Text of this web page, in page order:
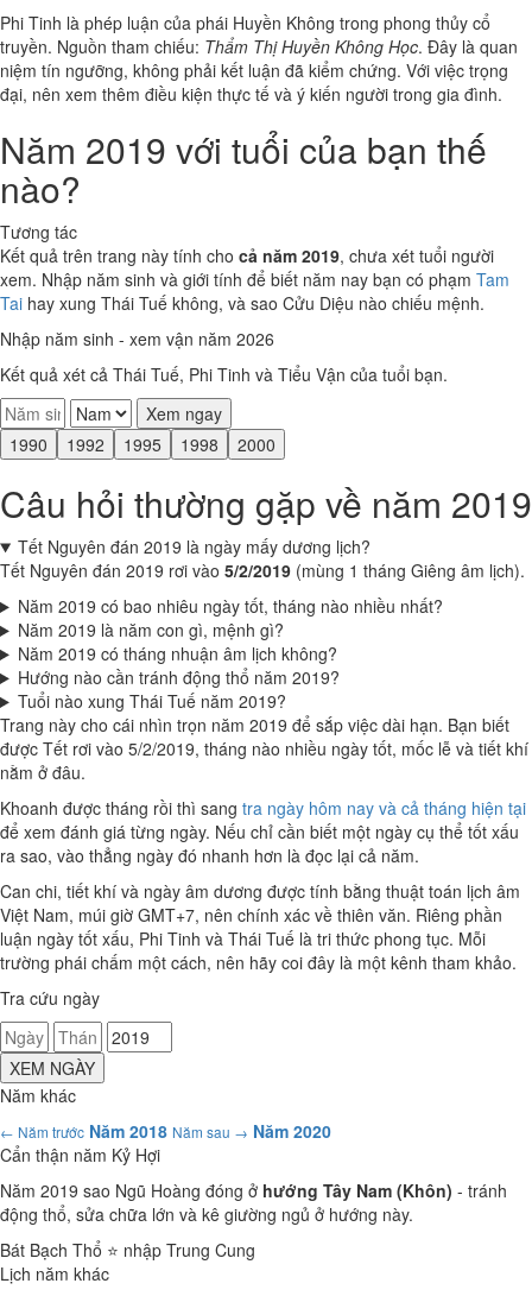
Phi Tinh là phép luận của phái Huyền Không trong phong thủy cổ
truyền. Nguồn tham chiếu: Thẩm Thị Huyền Không Học. Đây là quan
niệm tín ngưỡng, không phải kết luận đã kiểm chứng. Với việc trọng
đại, nên xem thêm điều kiện thực tế và ý kiến người trong gia đình.
Năm 2019 với tuổi của bạn thế
nào?
Tương tác
Kết quả trên trang này tính cho cả năm 2019, chưa xét tuổi người
xem. Nhập năm sinh và giới tính để biết năm nay bạn có phạm Tam
Tai hay xung Thái Tuế không, và sao Cửu Diệu nào chiếu mệnh.
Nhập năm sinh - xem vận năm 2026
Kết quả xét cả Thái Tuế, Phi Tinh và Tiểu Vận của tuổi bạn.
Xem ngay
1990
1992 1995 1998 2000
Câu hỏi thường gặp về năm 2019
Tết Nguyên đán 2019 là ngày mấy dương lịch?
Tết Nguyên đán 2019 rơi vào 5/2/2019 (mùng 1 tháng Giêng âm lịch).
Năm 2019 có bao nhiêu ngày tốt, tháng nào nhiều nhất?
Năm 2019 là năm con gì, mệnh gì?
Năm 2019 có tháng nhuận âm lịch không?
Hướng nào cần tránh động thổ năm 2019?
Tuổi nào xung Thái Tuế năm 2019?
Trang này cho cái nhìn trọn năm 2019 để sắp việc dài hạn. Bạn biết
được Tết rơi vào 5/2/2019, tháng nào nhiều ngày tốt, mốc lễ và tiết khí
nằm ở đâu.
Khoanh được tháng rồi thì sang tra ngày hôm nay và cả tháng hiện tại
để xem đánh giá từng ngày. Nếu chỉ cần biết một ngày cụ thể tốt xấu
ra sao, vào thẳng ngày đó nhanh hơn là đọc lại cả năm.
Can chi, tiết khí và ngày âm dương được tính bằng thuật toán lịch âm
Việt Nam, múi giờ GMT+7, nên chính xác về thiên văn. Riêng phần
luận ngày tốt xấu, Phi Tinh và Thái Tuế là tri thức phong tục. Mỗi
trường phái chấm một cách, nên hãy coi đây là một kênh tham khảo.
Tra cứu ngày
XEM NGÀY
Năm khác
← Năm trước Năm 2018 Năm sau → Năm 2020
Cẩn thận năm Kỷ Hợi
Năm 2019 sao Ngũ Hoàng đóng ở hướng Tây Nam (Khôn) - tránh
động thổ, sửa chữa lớn và kê giường ngủ ở hướng này.
Bát Bạch Thổ ⭐ nhập Trung Cung
Lịch năm khác